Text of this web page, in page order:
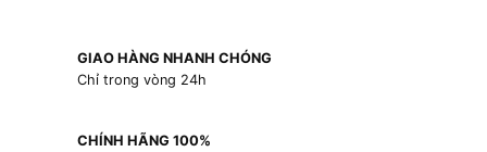
GIAO HÀNG NHANH CHÓNG
Chỉ trong vòng 24h
CHÍNH HÃNG 100%